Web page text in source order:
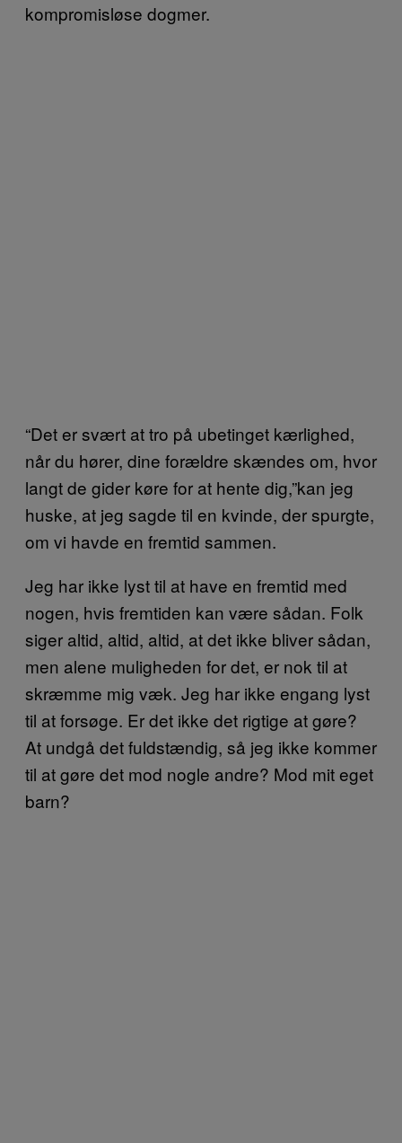
kompromisløse dogmer.
“Det er svært at tro på ubetinget kærlighed,
når du hører, dine forældre skændes om, hvor
langt de gider køre for at hente dig,”kan jeg
huske, at jeg sagde til en kvinde, der spurgte,
om vi havde en fremtid sammen.
Jeg har ikke lyst til at have en fremtid med
nogen, hvis fremtiden kan være sådan. Folk
siger altid, altid, altid, at det ikke bliver sådan,
men alene muligheden for det, er nok til at
skræmme mig væk. Jeg har ikke engang lyst
til at forsøge. Er det ikke det rigtige at gøre?
At undgå det fuldstændig, så jeg ikke kommer
til at gøre det mod nogle andre? Mod mit eget
barn?